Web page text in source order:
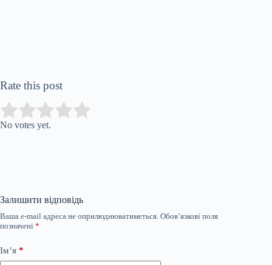
Rate this post
Rate this item:
No votes yet.
Залишити відповідь
Ваша e-mail адреса не оприлюднюватиметься. Обов’язкові поля
позначені *
Ім’я *